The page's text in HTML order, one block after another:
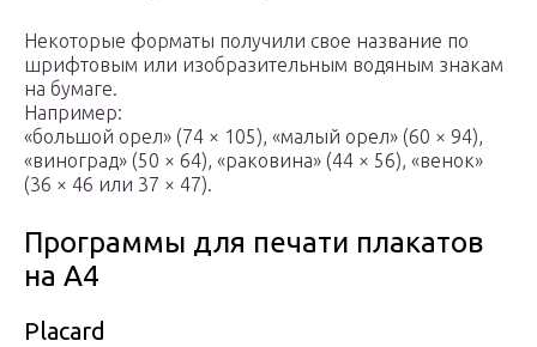
Некоторые форматы получили свое название по
шрифтовым или изобразительным водяным знакам
на бумаге.
Например:
«большой орел» (74 × 105), «малый орел» (60 × 94),
«виноград» (50 × 64), «раковина» (44 × 56), «венок»
(36 × 46 или 37 × 47).
Программы для печати плакатов
на А4
Placard